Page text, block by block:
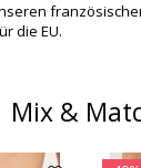
die EU.
Mix &